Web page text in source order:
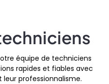
équipe de techniciens
rapides et fiables avec
professionnalisme.